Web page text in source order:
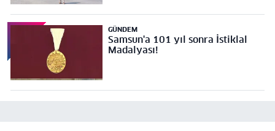
GÜNDEM
Samsun'a 101 yıl sonra İstiklal
Madalyası!